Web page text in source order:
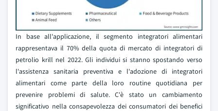
In base all'applicazione, il segmento integratori alimentari
rappresentava il 70% della quota di mercato di integratori di
petrolio krill nel 2022. Gli individui si stanno spostando verso
l'assistenza sanitaria preventiva e l'adozione di integratori
alimentari come parte della loro routine quotidiana per
prevenire problemi di salute. C'è stato un cambiamento
significativo nella consapevolezza dei consumatori dei benefici